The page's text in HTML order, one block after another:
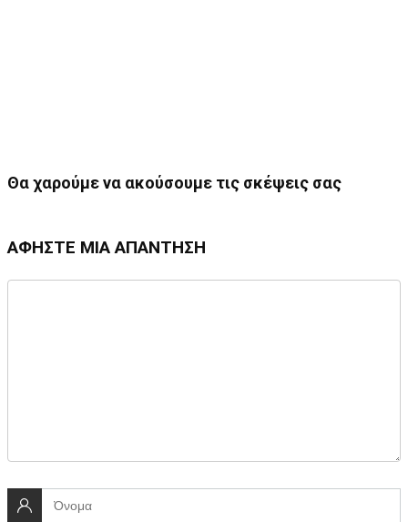
Θα χαρούμε να ακούσουμε τις σκέψεις σας
ΑΦΉΣΤΕ ΜΙΑ ΑΠΆΝΤΗΣΗ